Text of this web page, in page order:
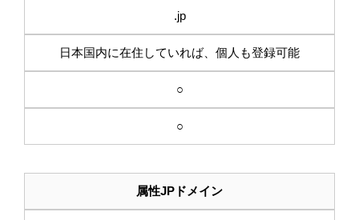
.jp
日本国内に在住していれば、個人も登録可能
○
○
属性JPドメイン